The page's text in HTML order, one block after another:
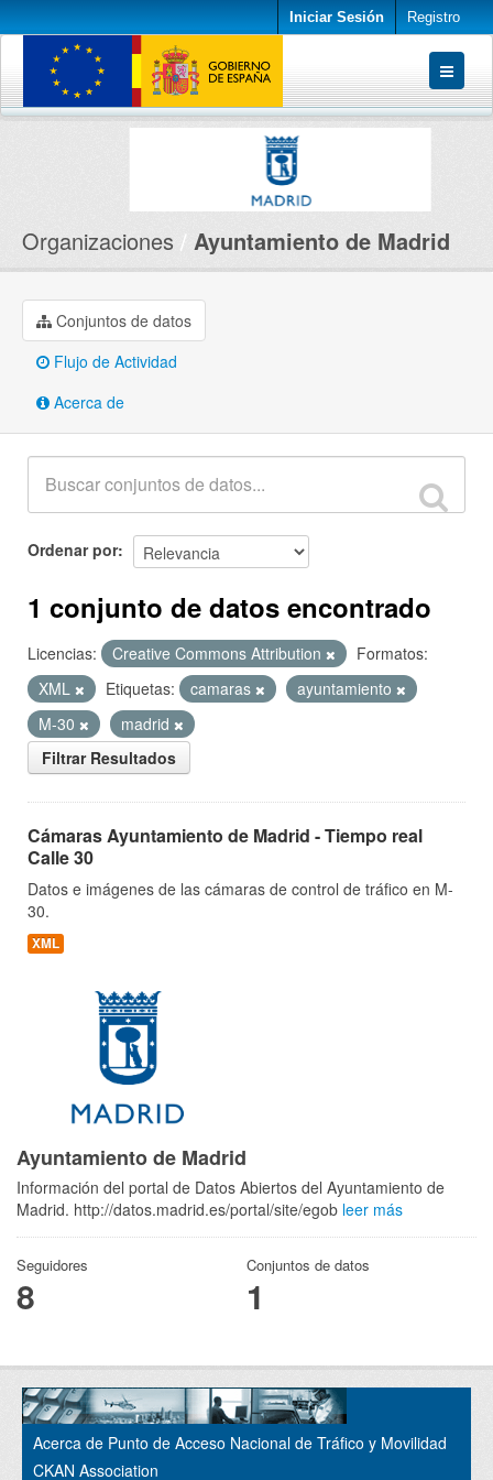
Iniciar Sesión Registro
Conjuntos de datos
Organizaciones Ayuntamiento de Madrid
Conjuntos de datos
Flujo de Actividad
Acerca de
Ordenar por
1 conjunto de datos encontrado
Licencias: Creative Commons Attribution
Formatos:
XML
Etiquetas: camaras
ayuntamiento
M-30
madrid
Filtrar Resultados
Cámaras Ayuntamiento de Madrid - Tiempo real
Calle 30
Datos e imágenes de las cámaras de control de tráfico en M-
30.
XML
Ayuntamiento de Madrid
Información del portal de Datos Abiertos del Ayuntamiento de
Madrid. http://datos.madrid.es/portal/site/egob leer más
Seguidores
8
Conjuntos de datos
1
Acerca de Punto de Acceso Nacional de Tráfico y Movilidad
CKAN Association